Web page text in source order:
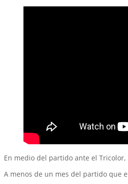
En medio del partido ante el
A menos de un mes del partido que